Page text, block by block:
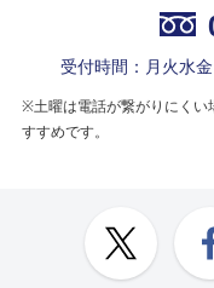
受付時間：月火水
※土曜は電話が繋がりにくい
すすめです。